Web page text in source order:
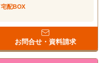
宅配BOX
お問合せ・資料請求